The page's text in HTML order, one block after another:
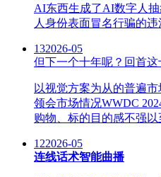
AI东西生成了AI数字人
人身份表面冒名行骗的
132026-05
但下一个十年呢？回首
以视觉方案为从的普遍
领会市场情况WWDC
购物、标的目的感不强
122026-05
连线话术智能曲播